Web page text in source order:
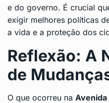
e do governo. É crucial
exigir melhores políticas
a vida e a proteção dos
Reflexão: A
de
O que ocorreu na Avenida